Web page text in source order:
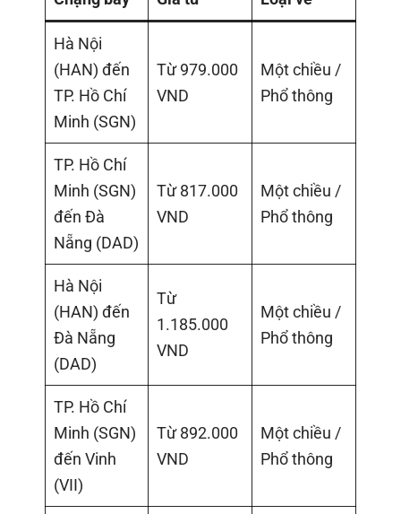
Hà Nội
(HAN) đến
TP. Hồ Chí
Minh (SGN)
Từ 979.000
VND
Một chiều /
Phổ thông
TP. Hồ Chí
Minh (SGN)
đến Đà
Nẵng (DAD)
Từ 817.000
VND
Một chiều /
Phổ thông
Hà Nội
(HAN) đến
Đà Nẵng
(DAD)
Từ
1.185.000
VND
Một chiều /
Phổ thông
TP. Hồ Chí
Minh (SGN)
đến Vinh
(VII)
Từ 892.000
VND
Một chiều /
Phổ thông